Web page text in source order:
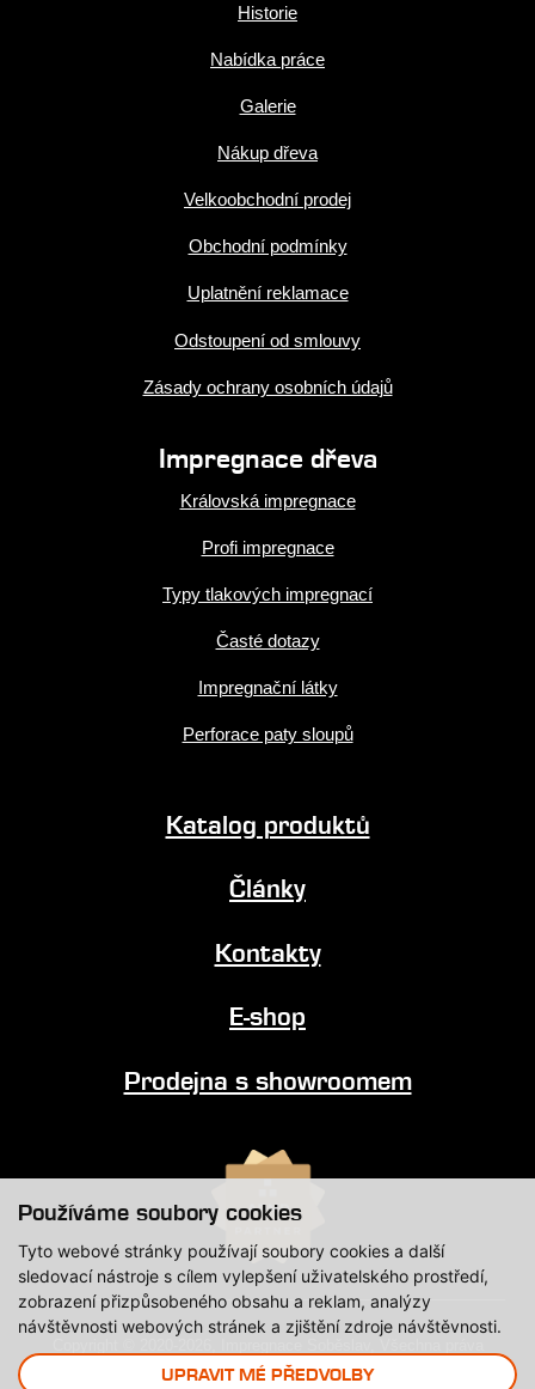
Používáme soubory cookies
Tyto webové stránky používají soubory cookies a další
sledovací nástroje s cílem vylepšení uživatelského prostředí,
zobrazení přizpůsobeného obsahu a reklam, analýzy
návštěvnosti webových stránek a zjištění zdroje návštěvnosti.
UPRAVIT MÉ PŘEDVOLBY
Historie
Nabídka práce
Galerie
Nákup dřeva
Velkoobchodní prodej
Obchodní podmínky
Uplatnění reklamace
Odstoupení od smlouvy
Zásady ochrany osobních údajů
Impregnace dřeva
Královská impregnace
Profi impregnace
Typy tlakových impregnací
Časté dotazy
Impregnační látky
Perforace paty sloupů
Katalog produktů
Články
Kontakty
E-shop
Prodejna s showroomem
vyhrazena.